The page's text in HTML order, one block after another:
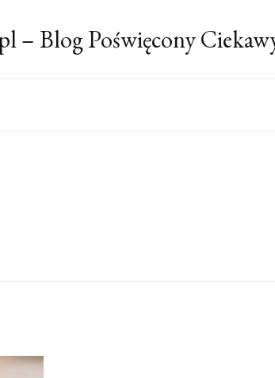
– Blog Poświęcony